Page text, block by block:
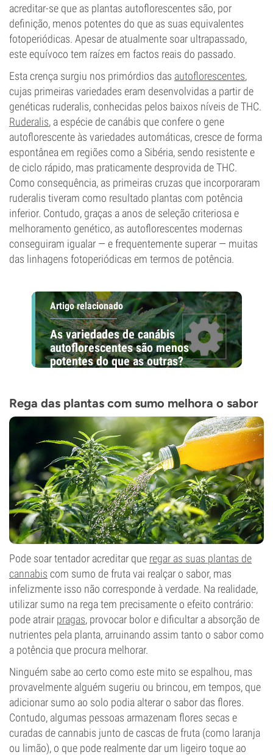
acreditar-se que as plantas autoflorescentes são, por
definição, menos potentes do que as suas equivalentes
fotoperiódicas. Apesar de atualmente soar ultrapassado,
este equívoco tem raízes em factos reais do passado.
Esta crença surgiu nos primórdios das autoflorescentes,
cujas primeiras variedades eram desenvolvidas a partir de
genéticas ruderalis, conhecidas pelos baixos níveis de THC.
Ruderalis, a espécie de canábis que confere o gene
autoflorescente às variedades automáticas, cresce de forma
espontânea em regiões como a Sibéria, sendo resistente e
de ciclo rápido, mas praticamente desprovida de THC.
Como consequência, as primeiras cruzas que incorporaram
ruderalis tiveram como resultado plantas com potência
inferior. Contudo, graças a anos de seleção criteriosa e
melhoramento genético, as autoflorescentes modernas
conseguiram igualar — e frequentemente superar — muitas
das linhagens fotoperiódicas em termos de potência.
Artigo relacionado
As variedades de canábis
autoflorescentes são menos
potentes do que as outras?
Rega das plantas com sumo melhora o sabor
Pode soar tentador acreditar que regar as suas plantas de
cannabis com sumo de fruta vai realçar o sabor, mas
infelizmente isso não corresponde à verdade. Na realidade,
utilizar sumo na rega tem precisamente o efeito contrário:
pode atrair pragas, provocar bolor e dificultar a absorção de
nutrientes pela planta, arruinando assim tanto o sabor como
a potência que procura melhorar.
Ninguém sabe ao certo como este mito se espalhou, mas
provavelmente alguém sugeriu ou brincou, em tempos, que
adicionar sumo ao solo podia alterar o sabor das flores.
Contudo, algumas pessoas armazenam flores secas e
curadas de cannabis junto de cascas de fruta (como laranja
ou limão), o que pode realmente dar um ligeiro toque ao